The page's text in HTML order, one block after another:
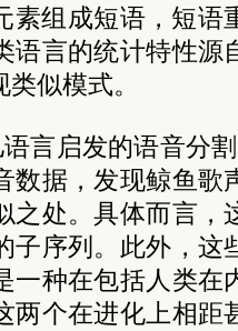
组成短语，短语
语言的统计特性源
似模式。
言启发的语音分
数据，发现鲸鱼歌
之处。具体而言，
子序列。此外，这
一种在包括人类在
两个在进化上相距